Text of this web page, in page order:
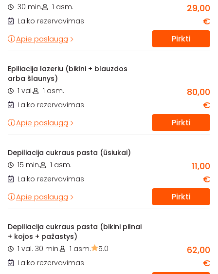
30 min.
1 asm.
Laiko rezervavimas
29,00
€
Apie paslaugą Pirkti
Epiliacija lazeriu (bikini + blauzdos
arba šlaunys)
1 val.
1 asm.
Laiko rezervavimas
80,00
€
Apie paslaugą Pirkti
Depiliacija cukraus pasta (ūsiukai)
15 min.
1 asm.
Laiko rezervavimas
11,00
€
Apie paslaugą Pirkti
Depiliacija cukraus pasta (bikini pilnai
+ kojos + pažastys)
1 val. 30 min.
1 asm.
5.0
Laiko rezervavimas
62,00
€